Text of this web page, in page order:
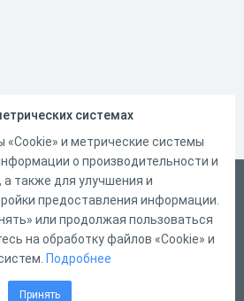
системах
и метрические системы
о производительности и
а также для улучшения и
предоставления информации.
или продолжая пользоваться
на обработку файлов «Cookie» и
Подробнее
Принять